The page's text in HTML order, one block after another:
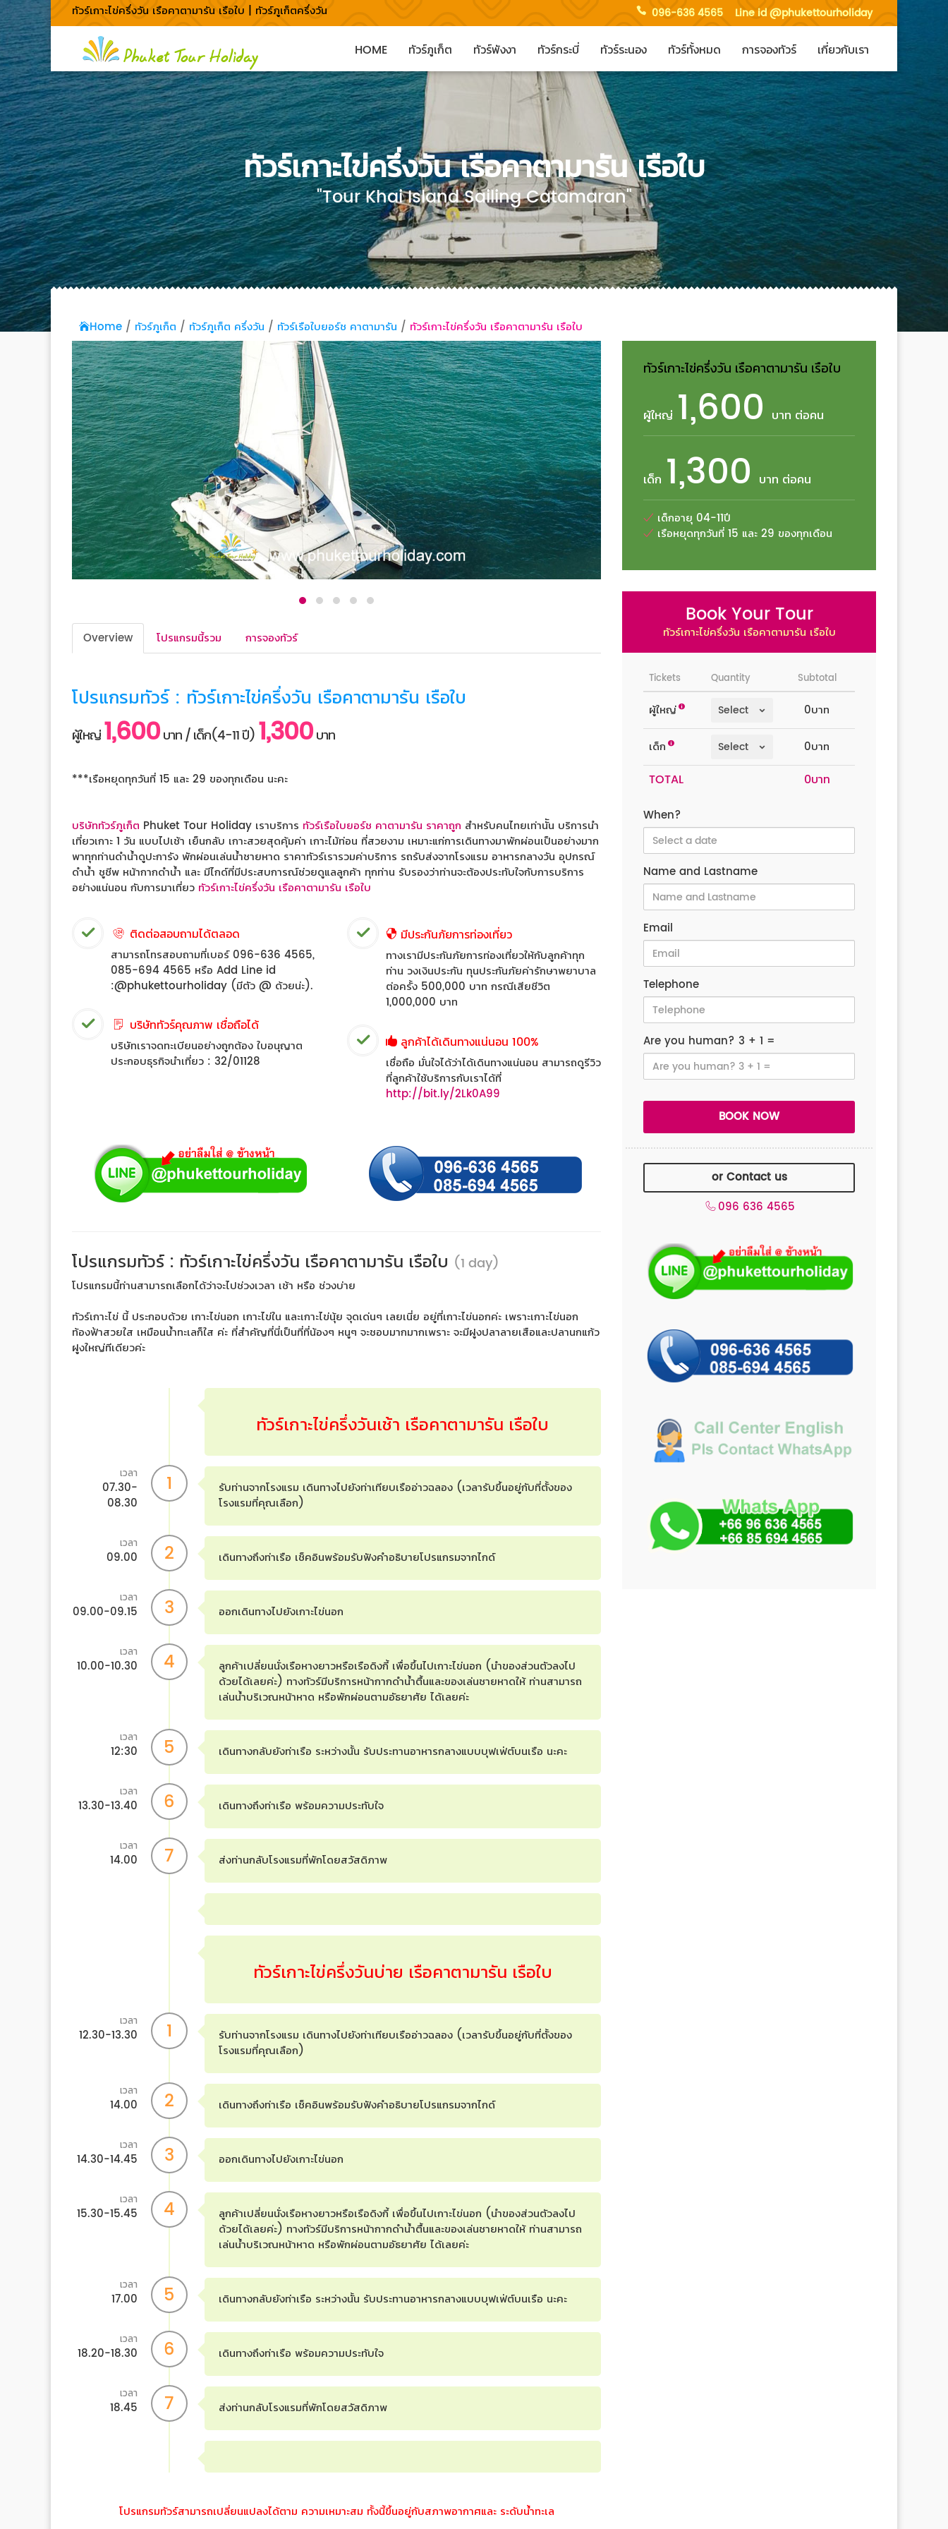
ทัวร์เกาะไข่ครึ่งวัน เรือคาตามารัน เรือใบ | ทัวร์ภูเก็ตครึ่งวัน 096-636 4565 Line id @phukettourholiday
HOME ทัวร์ภูเก็ต ทัวร์พังงา ทัวร์กระบี่ ทัวร์ระนอง ทัวร์ทั้งหมด การจองทัวร์ เกี่ยวกับเรา
ทัวร์เกาะไข่ครึ่งวัน เรือคาตามารัน เรือใบ
"Tour Khai Island Sailing Catamaran"
Home ทัวร์ภูเก็ต ทัวร์ภูเก็ต ครึ่งวัน ทัวร์เรือใบยอร์ช คาตามารัน ทัวร์เกาะไข่ครึ่งวัน เรือคาตามารัน เรือใบ
Overview โปรแกรมนี้รวม การจองทัวร์
โปรแกรมทัวร์ : ทัวร์เกาะไข่ครึ่งวัน เรือคาตามารัน เรือใบ
ผู้ใหญ่1,600บาท / เด็ก(4-11 ปี) 1,300บาท
***เรือหยุดทุกวันที่ 15 และ 29 ของทุกเดือน นะคะ
บริษัททัวร์ภูเก็ต Phuket Tour Holiday เราบริการ ทัวร์เรือใบยอร์ช คาตามารัน ราคาถูก สำหรับคนไทยเท่านััน บริการนำ
เที่ยวเกาะ 1 วัน แบบไปเช้า เย็นกลับ เกาะสวยสุดคุ้มค่า เกาะไม้ท่อน ที่สวยงาม เหมาะแก่การเดินทางมาพักผ่อนเป็นอย่างมาก
พาทุกท่านดำน้ำดูปะการัง พักผ่อนเล่นน้ำชายหาด ราคาทัวร์เรารวมค่าบริการ รถรับส่งจากโรงแรม อาหารกลางวัน อุปกรณ์
ดำน้ำ ชูชีพ หน้ากากดำน้ำ และ มีไกด์ที่มีประสบการณ์ช่วยดูแลลูกค้า ทุกท่าน รับรองว่าท่านจะต้องประทับใจกับการบริการ
อย่างแน่นอน กับการมาเที่ยว ทัวร์เกาะไข่ครึ่งวัน เรือคาตามารัน เรือใบ
ติดต่อสอบถามได้ตลอด
สามารถโทรสอบถามที่เบอร์ 096-636 4565,
085-694 4565 หรือ Add Line id
:@phukettourholiday (มีตัว @ ด้วยน่ะ).
บริษัททัวร์คุณภาพ เชื่อถือได้
บริษัทเราจดทะเบียนอย่างถูกต้อง ใบอนุญาต
ประกอบธุรกิจนำเที่ยว : 32/01128
มีประกันภัยการท่องเที่ยว
ทางเรามีประกันภัยการท่องเที่ยวให้กับลูกค้าทุก
ท่าน วงเงินประกัน ทุนประกันภัยค่ารักษาพยาบาล
ต่อครั้ง 500,000 บาท กรณีเสียชีวิต
1,000,000 บาท
ลูกค้าได้เดินทางแน่นอน 100%
เชื่อถือ มั่นใจได้ว่าได้เดินทางแน่นอน สามารถดูรีวิว
ที่ลูกค้าใช้บริการกับเราได้ที่
http://bit.ly/2Lk0A99
โปรแกรมทัวร์ : ทัวร์เกาะไข่ครึ่งวัน เรือคาตามารัน เรือใบ (1 day)
โปรแกรมนี้ท่านสามารถเลือกได้ว่าจะไปช่วงเวลา เช้า หรือ ช่วงบ่าย
ทัวร์เกาะไข่ นี้ ประกอบด้วย เกาะไข่นอก เกาะไข่ใน และเกาะไข่นุ้ย จุดเด่นๆ เลยเนี่ย อยู่ที่เกาะไข่นอกค่ะ เพราะเกาะไข่นอก
ท้องฟ้าสวยใส เหมือนน้ำทะเลก็ใส ค่ะ ที่สำคัญที่นี่เป็นที่ที่น้องๆ หนูๆ จะชอบมากมากเพราะ จะมีฝูงปลาลายเสือและปลานกแก้ว
ฝูงใหญ่ทีเดียวค่ะ
ทัวร์เกาะไข่ครึ่งวันเช้า เรือคาตามารัน เรือใบ
เวลา
07.30-
08.30
1
รับท่านจากโรงแรม เดินทางไปยังท่าเทียบเรืออ่าวฉลอง (เวลารับขึ้นอยู่กับที่ตั้งของ
โรงแรมที่คุณเลือก)
เวลา
09.00 2 เดินทางถึงท่าเรือ เช็คอินพร้อมรับฟังคำอธิบายโปรแกรมจากไกด์
เวลา
09.00-09.15 3 ออกเดินทางไปยังเกาะไข่นอก
เวลา
10.00-10.30 4
ลูกค้าเปลี่ยนนั่งเรือหางยาวหรือเรือดิงกี้ เพื่อขึ้นไปเกาะไข่นอก (นำของส่วนตัวลงไป
ด้วยได้เลยค่ะ) ทางทัวร์มีบริการหน้ากากดำน้ำตื้นและของเล่นชายหาดให้ ท่านสามารถ
เล่นน้ำบริเวณหน้าหาด หรือพักผ่อนตามอัธยาศัย ได้เลยค่ะ
เวลา
12:30 5 เดินทางกลับยังท่าเรือ ระหว่างนั้น รับประทานอาหารกลางแบบบุฟเฟ่ต์บนเรือ นะคะ
เวลา
13.30-13.40 6 เดินทางถึงท่าเรือ พร้อมความประทับใจ
เวลา
14.00 7 ส่งท่านกลับโรงแรมที่พักโดยสวัสดิภาพ
ทัวร์เกาะไข่ครึ่งวันบ่าย เรือคาตามารัน เรือใบ
เวลา
12.30-13.30 1
รับท่านจากโรงแรม เดินทางไปยังท่าเทียบเรืออ่าวฉลอง (เวลารับขึ้นอยู่กับที่ตั้งของ
โรงแรมที่คุณเลือก)
เวลา
14.00 2 เดินทางถึงท่าเรือ เช็คอินพร้อมรับฟังคำอธิบายโปรแกรมจากไกด์
เวลา
14.30-14.45 3 ออกเดินทางไปยังเกาะไข่นอก
เวลา
15.30-15.45 4
ลูกค้าเปลี่ยนนั่งเรือหางยาวหรือเรือดิงกี้ เพื่อขึ้นไปเกาะไข่นอก (นำของส่วนตัวลงไป
ด้วยได้เลยค่ะ) ทางทัวร์มีบริการหน้ากากดำน้ำตื้นและของเล่นชายหาดให้ ท่านสามารถ
เล่นน้ำบริเวณหน้าหาด หรือพักผ่อนตามอัธยาศัย ได้เลยค่ะ
เวลา
17.00 5 เดินทางกลับยังท่าเรือ ระหว่างนั้น รับประทานอาหารกลางแบบบุฟเฟ่ต์บนเรือ นะคะ
เวลา
18.20-18.30 6 เดินทางถึงท่าเรือ พร้อมความประทับใจ
เวลา
18.45 7 ส่งท่านกลับโรงแรมที่พักโดยสวัสดิภาพ
โปรแกรมทัวร์สามารถเปลี่ยนแปลงได้ตาม ความเหมาะสม ทั้งนี้ขึ้นอยู่กับสภาพอากาศและ ระดับน้ำทะเล
ทัวร์เกาะไข่ครึ่งวัน เรือคาตามารัน เรือใบ
ผู้ใหญ่ 1,600 บาท ต่อคน
เด็ก 1,300 บาท ต่อคน
เด็กอายุ 04-11ปี
เรือหยุดทุกวันที่ 15 และ 29 ของทุกเดือน
Book Your Tour
ทัวร์เกาะไข่ครึ่งวัน เรือคาตามารัน เรือใบ
Tickets Quantity Subtotal
TOTAL
ผู้ใหญ่ 0บาท
เด็ก 0บาท
When?
Name and Lastname
Email
Telephone
Are you human? 3 + 1 =
or Contact us
096 636 4565